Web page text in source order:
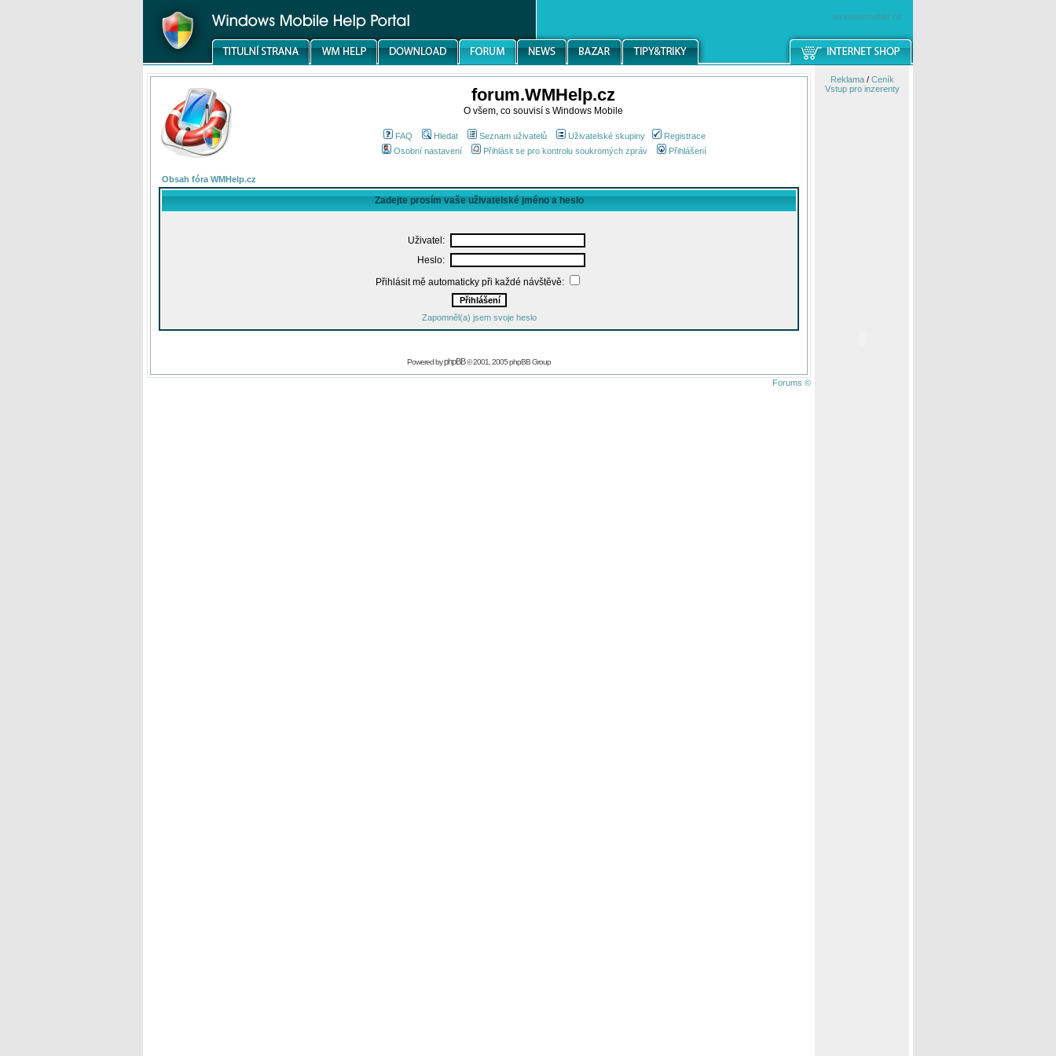
windowsmobile.cz
forum.WMHelp.cz
O všem, co souvisí s Windows Mobile
FAQ Hledat Seznam uživatelů Uživatelské skupiny
Registrace
Osobní nastavení
Přihlásit se pro kontrolu soukromých zpráv Přihlášení
Obsah fóra WMHelp.cz
Zadejte prosím vaše uživatelské jméno a heslo
Uživatel:
Heslo:
Přihlásit mě automaticky při každé návštěvě:
Zapomněl(a) jsem svoje heslo
Powered byphpBB© 2001, 2005 phpBB Group
Forums ©
Reklama/ Ceník
Vstup pro inzerenty